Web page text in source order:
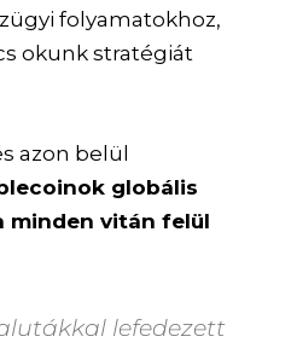
folyamatokhoz,
okunk stratégiát
azon belül
globális
minden vitán felül
lefedezett